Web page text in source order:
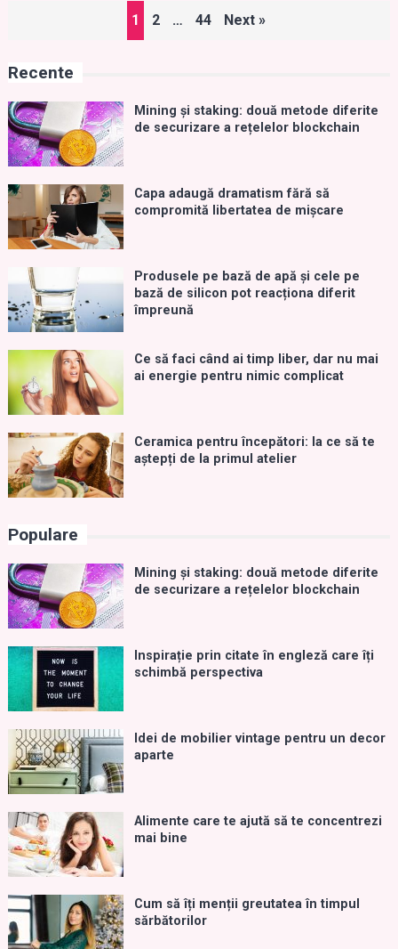
1 2 … 44 Next »
Recente
Mining și staking: două metode diferite
de securizare a rețelelor blockchain
Capa adaugă dramatism fără să
compromită libertatea de mișcare
Produsele pe bază de apă și cele pe
bază de silicon pot reacționa diferit
împreună
Ce să faci când ai timp liber, dar nu mai
ai energie pentru nimic complicat
Ceramica pentru începători: la ce să te
aștepți de la primul atelier
Populare
Mining și staking: două metode diferite
de securizare a rețelelor blockchain
Inspirație prin citate în engleză care îți
schimbă perspectiva
Idei de mobilier vintage pentru un decor
aparte
Alimente care te ajută să te concentrezi
mai bine
Cum să îți menții greutatea în timpul
sărbătorilor